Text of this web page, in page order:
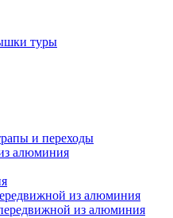
туры
и переходы
алюминия
из алюминия
из алюминия